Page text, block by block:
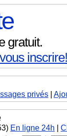
gratuit.
inscrire!
privés
En ligne 24h